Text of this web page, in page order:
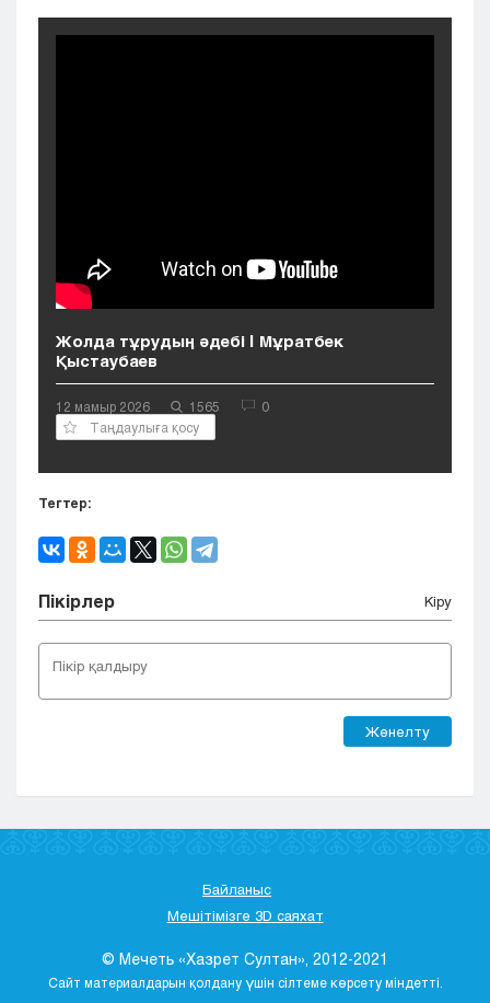
Костанай
Шымкент
Жолда тұрудың әдебі | Мұратбек
Қыстаубаев
12 мамыр 2026 1565
0
Таңдаулыға қосу
Тегтер:
Пікірлер Кіру
Жөнелту
Байланыс
Мешітімізге 3D саяхат
© Мечеть «Хазрет Султан», 2012-2021
Сайт материалдарын қолдану үшін сілтеме көрсету міндетті.